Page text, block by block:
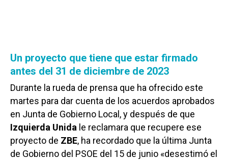
Un proyecto que tiene que estar firmado
antes del 31 de diciembre de 2023
Durante la rueda de prensa que ha ofrecido este
martes para dar cuenta de los acuerdos aprobados
en Junta de Gobierno Local, y después de que
Izquierda Unida le reclamara que recupere ese
proyecto de ZBE, ha recordado que la última Junta
de Gobierno del PSOE del 15 de junio «desestimó el